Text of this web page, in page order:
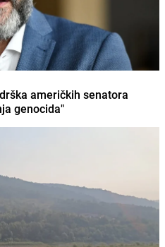
američkih senatora
genocida"